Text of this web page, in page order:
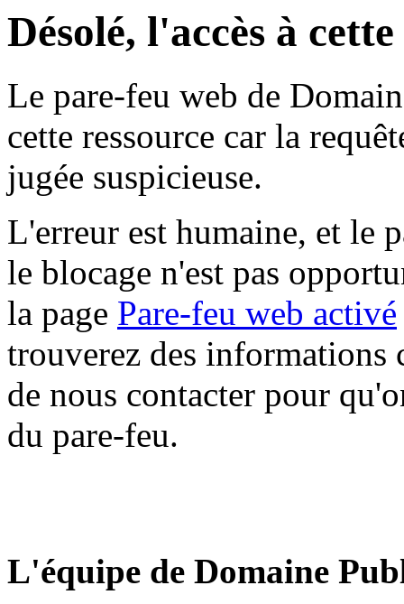
Désolé, l'accès à
Le pare-feu web de
cette ressource car la
jugée suspicieuse.
L'erreur est humaine, et le
le blocage n'est pas
la page Pare-feu web activé
trouverez des informations
de nous contacter pour
du pare-feu.
L'équipe de Domaine